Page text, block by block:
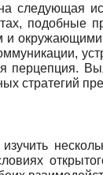
следующая
подобные
перцепция.
стратегий